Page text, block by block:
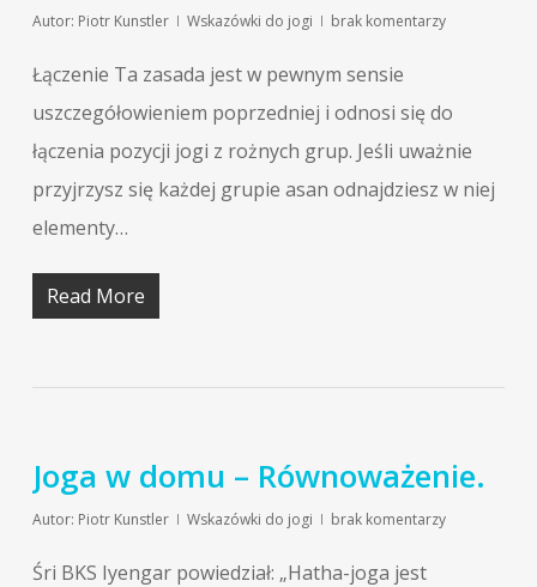
Autor: Piotr Kunstler Wskazówki do jogi brak komentarzy
Łączenie Ta zasada jest w pewnym sensie
uszczegółowieniem poprzedniej i odnosi się do
łączenia pozycji jogi z rożnych grup. Jeśli uważnie
przyjrzysz się każdej grupie asan odnajdziesz w niej
elementy…
Read More
Joga w domu – Równoważenie.
Autor: Piotr Kunstler Wskazówki do jogi brak komentarzy
Śri BKS Iyengar powiedział: „Hatha-joga jest